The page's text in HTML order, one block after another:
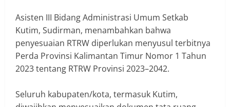
‎Asisten III Bidang Administrasi Umum Setkab
Kutim, Sudirman, menambahkan bahwa
penyesuaian RTRW diperlukan menyusul terbitnya
Perda Provinsi Kalimantan Timur Nomor 1 Tahun
2023 tentang RTRW Provinsi 2023–2042.
‎Seluruh kabupaten/kota, termasuk Kutim,